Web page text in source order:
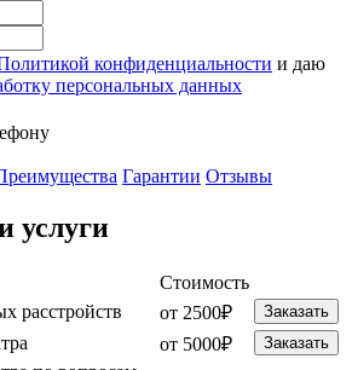
конфиденциальности и даю
персональных данных
Гарантии Отзывы
услуги
Стоимость
расстройств
от 2500₽ Заказать
от 5000₽ Заказать